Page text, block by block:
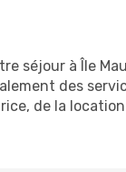
séjour à Île
des
de la